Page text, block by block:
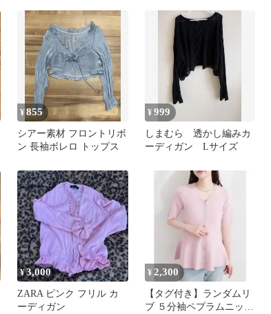
ブル‐
¥855
シアー素材 フロントリボ
ン 長袖ボレロ トップス
¥999
しまむら 透かし編みカ
ーディガン Lサイズ
¥3,000
ZARA ピンク フリル カ
ーディガン
¥ 2,300
【タグ付き】ランダムリ
ブ ５分袖ペプラムニット